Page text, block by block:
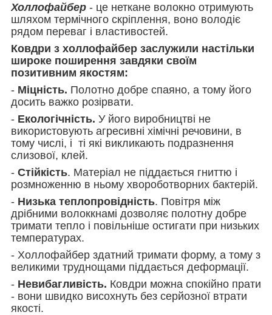
Холлофайбер - це неткане волокно отримують
шляхом термічного скріплення, воно володіє
рядом переваг і властивостей.
Ковдри з холлофайбер заслужили настільки
широке поширення завдяки своїм
позитивним якостям:
- Міцність. Полотно добре спаяно, а тому його
досить важко розірвати.
- Екологічність. У його виробництві не
використовують агресивні хімічні речовини, в
тому числі, і ті які викликають подразнення
слизової, клей.
- Стійкість. Матеріал не піддається гниттю і
розмноженню в ньому хвороботворних бактерій.
- Низька теплопровідність. Повітря між
дрібними волоккнамі дозволяє полотну добре
тримати тепло і повільніше остигати при низьких
температурах.
- Холлофайбер здатний тримати форму, а тому з
великими труднощами піддається деформації.
- Невибагливість. Ковдри можна спокійно прати
- вони швидко висохнуть без серйозної втрати
якості.